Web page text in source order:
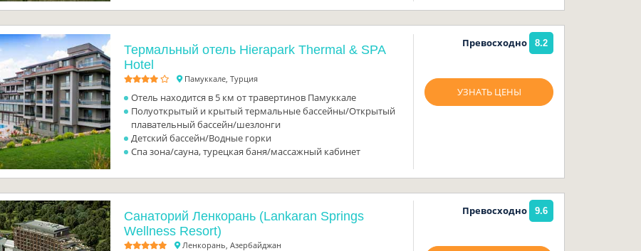
Термальный отель Hierapark Thermal & SPA
Hotel
Памуккале, Турция
Отель находится в 5 км от травертинов Памуккале
Полуоткрытый и крытый термальные бассейны/Открытый
плавательный бассейн/шезлонги
Детский бассейн/Водные горки
Спа зона/сауна, турецкая баня/массажный кабинет
Превосходно 8.2
УЗНАТЬ ЦЕНЫ
Санаторий Ленкорань (Lankaran Springs
Wellness Resort)
Ленкорань, Азербайджан
Превосходно 9.6